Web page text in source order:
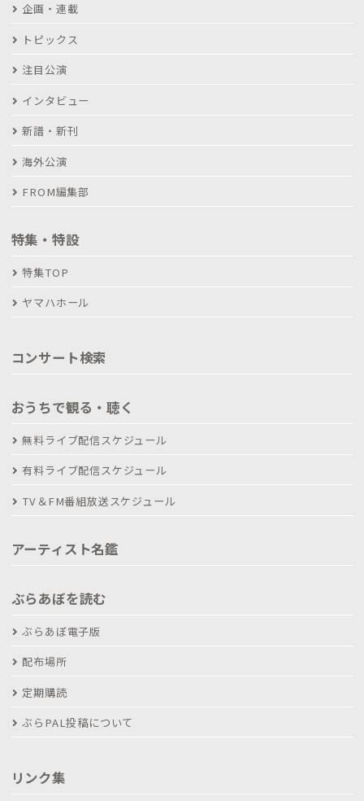
企画・連載
トピックス
注目公演
インタビュー
新譜・新刊
海外公演
FROM編集部
特集・特設
特集TOP
ヤマハホール
コンサート検索
おうちで観る・聴く
無料ライブ配信スケジュール
有料ライブ配信スケジュール
TV＆FM番組放送スケジュール
アーティスト名鑑
ぶらあぼを読む
ぶらあぼ電子版
配布場所
定期購読
ぶらPAL投稿について
リンク集